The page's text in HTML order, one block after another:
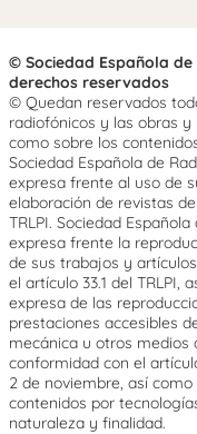
© Sociedad Española de
derechos reservados
© Quedan reservados
radiofónicos y las obras
como sobre los
Sociedad Española de
expresa frente al uso de
elaboración de revistas
TRLPI. Sociedad
expresa frente la
de sus trabajos y
el artículo 33.1 del TRLPI,
expresa de las
prestaciones accesibles
mecánica u otros medios
conformidad con el
2 de noviembre, así
contenidos por
naturaleza y finalidad.